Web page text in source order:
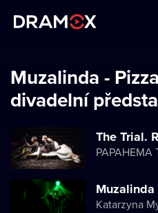
Registrujte se
Muzalinda -
divadelní
The Trial.
PAPAHEMA
Muzalinda
Katarzyna